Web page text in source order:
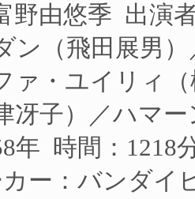
野由悠季 出演
ン（飛田展男
ァ・ユイリィ
冴子）／ハマ
年 時間：1218
ー：バンダイ